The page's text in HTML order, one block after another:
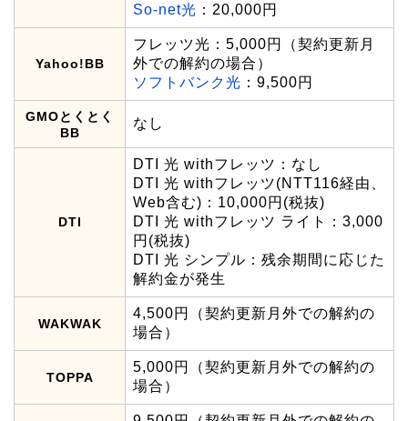
So-net光 ：20,000円
Yahoo!BB
フレッツ光：5,000円（契約更新月
外での解約の場合）
ソフトバンク光 ：9,500円
GMOとくとく
BB
なし
DTI
DTI 光 withフレッツ：なし
DTI 光 withフレッツ(NTT116経由、
Web含む)：10,000円(税抜)
DTI 光 withフレッツ ライト：3,000
円(税抜)
DTI 光 シンプル：残余期間に応じた
解約金が発生
WAKWAK
4,500円（契約更新月外での解約の
場合）
TOPPA
5,000円（契約更新月外での解約の
場合）